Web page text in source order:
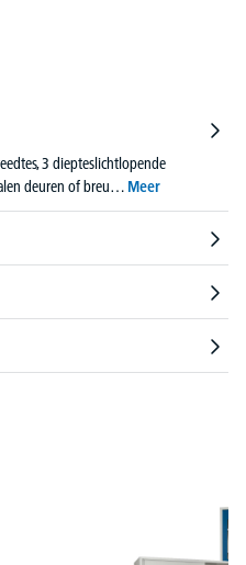
3 diepteslichtlopende
deuren of breu… Meer